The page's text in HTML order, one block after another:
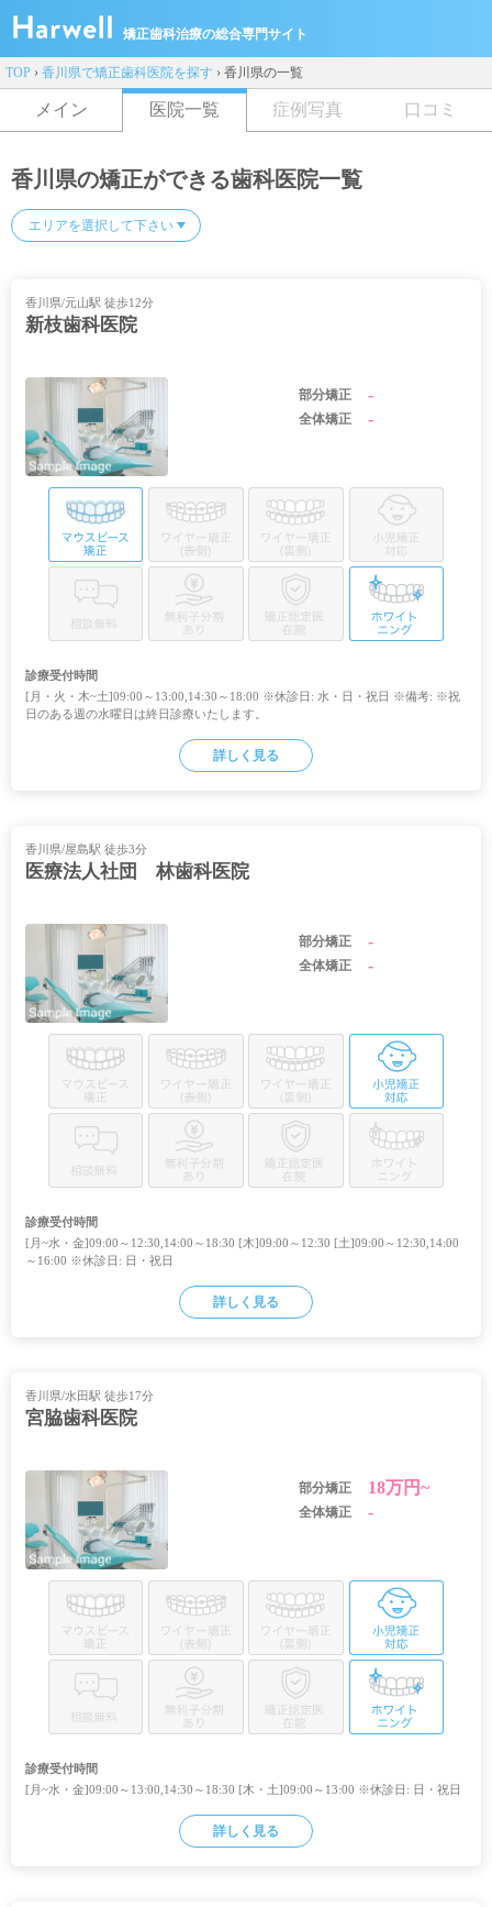
矯正歯科治療の総合専門サイト
TOP › 香川県で矯正歯科医院を探す › 香川県の一覧
メイン 医院一覧 症例写真 口コミ
香川県の矯正ができる歯科医院一覧
香川県/元山駅 徒歩12分
新枝歯科医院
部分矯正 -
全体矯正 -
診療受付時間
[月・火・木~土]09:00～13:00,14:30～18:00 ※休診日: 水・日・祝日 ※備考: ※祝
日のある週の水曜日は終日診療いたします。
詳しく見る
香川県/屋島駅 徒歩3分
医療法人社団 林歯科医院
部分矯正 -
全体矯正 -
診療受付時間
[月~水・金]09:00～12:30,14:00～18:30 [木]09:00～12:30 [土]09:00～12:30,14:00
～16:00 ※休診日: 日・祝日
詳しく見る
香川県/水田駅 徒歩17分
宮脇歯科医院
部分矯正 18万円~
全体矯正 -
診療受付時間
[月~水・金]09:00～13:00,14:30～18:30 [木・土]09:00～13:00 ※休診日: 日・祝日
詳しく見る